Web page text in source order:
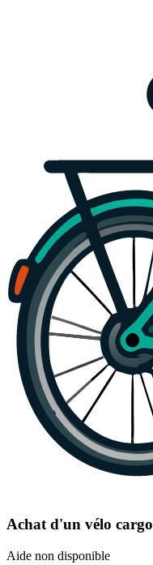
Achat d'un vélo cargo
Aide non disponible